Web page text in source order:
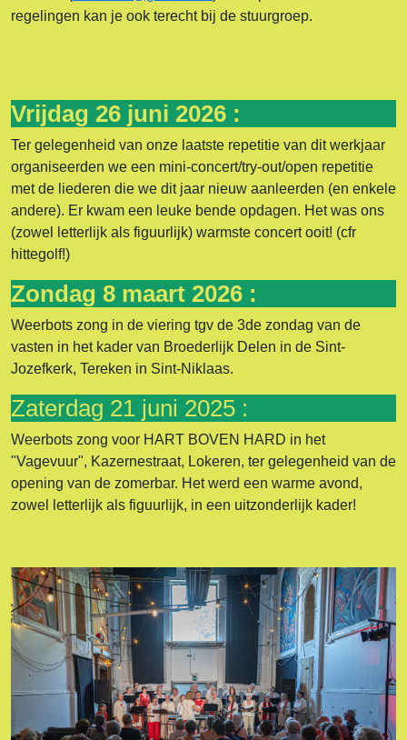
regelingen kan je ook terecht bij de stuurgroep.
Vrijdag 26 juni 2026 :
Ter gelegenheid van onze laatste repetitie van dit werkjaar
organiseerden we een mini-concert/try-out/open repetitie
met de liederen die we dit jaar nieuw aanleerden (en enkele
andere). Er kwam een leuke bende opdagen. Het was ons
(zowel letterlijk als figuurlijk) warmste concert ooit! (cfr
hittegolf!)
Zondag 8 maart 2026 :
Weerbots zong in de viering tgv de 3de zondag van de
vasten in het kader van Broederlijk Delen in de Sint-
Jozefkerk, Tereken in Sint-Niklaas.
Zaterdag 21 juni 2025 :
Weerbots zong voor HART BOVEN HARD in het
"Vagevuur", Kazernestraat, Lokeren, ter gelegenheid van de
opening van de zomerbar. Het werd een warme avond,
zowel letterlijk als figuurlijk, in een uitzonderlijk kader!